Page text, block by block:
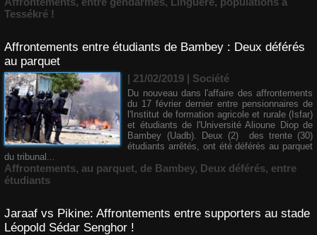
Tessékré !
Affrontements entre étudiants de Bambey : Deux déférés
au parquet
| 21/02/2019 | Société
Du nouveau dans l'affaire des affrontements
du 17 février dernier entre pensionnaires de
l'Institut de formation agricole et rurale (Isfar)
et étudiants de l'Université Alioune Diop de
Bambey (Uadb). Deux (2) des trente (30)
étudiants arrêtés, ont été déférés au parquet
du tribunal...
Affrontements, au parquet, de Bambey, Deux déférés, entre
étudiants
Jaraaf vs Pikine: Affrontements entre supporters au stade
Léopold Sédar Senghor !